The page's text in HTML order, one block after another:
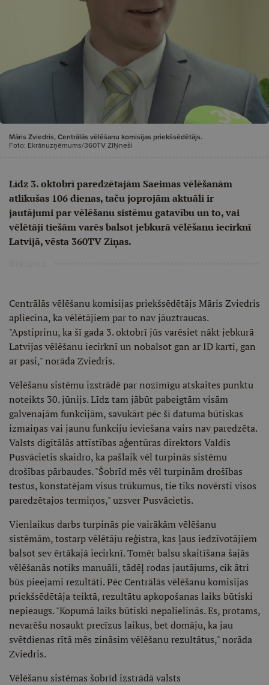
Māris Zviedris, Centrālās vēlēšanu komisijas priekšsēdētājs.
Foto: Ekrānuzņēmums/360TV ZIŅneši
Līdz 3. oktobrī paredzētajām Saeimas vēlēšanām
atlikušas 106 dienas, taču joprojām aktuāli ir
jautājumi par vēlēšanu sistēmu gatavību un to, vai
vēlētāji tiešām varēs balsot jebkurā vēlēšanu iecirknī
Latvijā, vēsta 360TV Ziņas.
Centrālās vēlēšanu komisijas priekšsēdētājs Māris Zviedris
apliecina, ka vēlētājiem par to nav jāuztraucas.
"Apstiprinu, ka šī gada 3. oktobrī jūs varēsiet nākt jebkurā
Latvijas vēlēšanu iecirknī un nobalsot gan ar ID karti, gan
ar pasi," norāda Zviedris.
Vēlēšanu sistēmu izstrādē par nozīmīgu atskaites punktu
noteikts 30. jūnijs. Līdz tam jābūt pabeigtām visām
galvenajām funkcijām, savukārt pēc šī datuma būtiskas
izmaiņas vai jaunu funkciju ieviešana vairs nav paredzēta.
Valsts digitālās attīstības aģentūras direktors Valdis
Pusvācietis skaidro, ka pašlaik vēl turpinās sistēmu
drošības pārbaudes. "Šobrīd mēs vēl turpinām drošības
testus, konstatējam visus trūkumus, tie tiks novērsti visos
paredzētajos termiņos," uzsver Pusvācietis.
Vienlaikus darbs turpinās pie vairākām vēlēšanu
sistēmām, tostarp vēlētāju reģistra, kas ļaus iedzīvotājiem
balsot sev ērtākajā iecirknī. Tomēr balsu skaitīšana šajās
vēlēšanās notiks manuāli, tādēļ rodas jautājums, cik ātri
būs pieejami rezultāti. Pēc Centrālās vēlēšanu komisijas
priekšsēdētāja teiktā, rezultātu apkopošanas laiks būtiski
nepieaugs. "Kopumā laiks būtiski nepalielinās. Es, protams,
nevarēšu nosaukt precīzus laikus, bet domāju, ka jau
svētdienas rītā mēs zināsim vēlēšanu rezultātus," norāda
Zviedris.
Vēlēšanu sistēmas šobrīd izstrādā valsts